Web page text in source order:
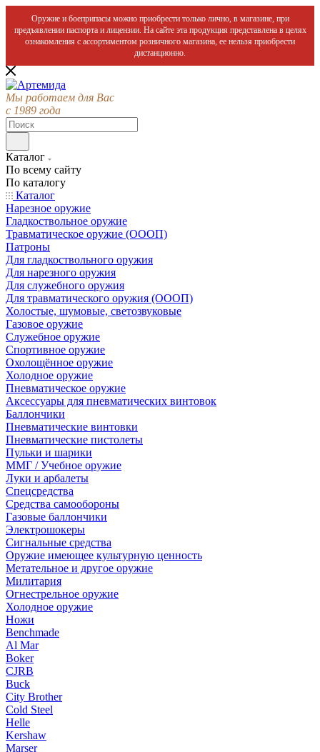
Оружие и боеприпасы можно приобрести только лично, в магазине, при
предъявлении паспорта и лицензии. На сайте эта продукция представлена в целях
ознакомления с ассортиментом розничного магазина, ее нельзя приобрести
дистанционно.
Мы работаем для Вас
с 1989 года
Каталог
По всему сайту
По каталогу
Каталог
Нарезное оружие
Гладкоствольное оружие
Травматическое оружие (ОООП)
Патроны
Для гладкоствольного оружия
Для нарезного оружия
Для служебного оружия
Для травматического оружия (ОООП)
Холостые, шумовые, светозвуковые
Газовое оружие
Служебное оружие
Спортивное оружие
Охолощённое оружие
Холодное оружие
Пневматическое оружие
Аксессуары для пневматических винтовок
Баллончики
Пневматические винтовки
Пневматические пистолеты
Пульки и шарики
ММГ / Учебное оружие
Луки и арбалеты
Спецсредства
Средства самообороны
Газовые баллончики
Электрошокеры
Сигнальные средства
Оружие имеющее культурную ценность
Метательное и другое оружие
Милитария
Огнестрельное оружие
Холодное оружие
Ножи
Benchmade
Al Mar
Boker
CJRB
Buck
City Brother
Cold Steel
Helle
Kershaw
Marser